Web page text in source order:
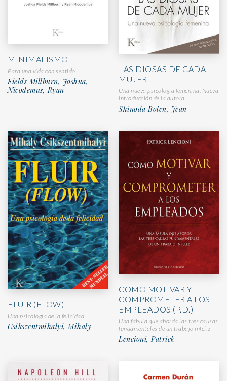
MINIMALISMO
Para una vida con sentido
Fields Millburn, Joshua,
Nicodemus, Ryan
LAS DIOSAS DE CADA
MUJER
Una nueva psicología femenina; Nueva
introducción de la autora
Shinoda Bolen, Jean
FLUIR (FLOW)
Una psicología de la felicidad
Csikszentmihalyi, Mihaly
COMO MOTIVAR Y
COMPROMETER A LOS
EMPLEADOS (P.D.)
Una fábula que aborda las tres causas
fundamentales de un trabajo infeliz
Lencioni, Patrick